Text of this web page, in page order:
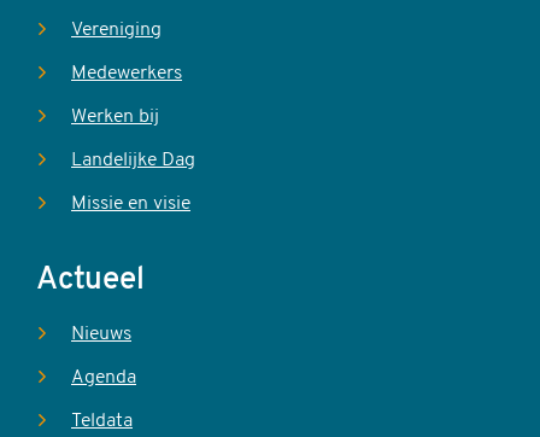
Vereniging
Medewerkers
Werken bij
Landelijke Dag
Missie en visie
Actueel
Nieuws
Agenda
Teldata